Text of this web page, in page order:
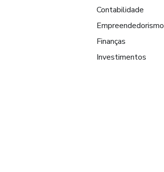
Contabilidade
Empreendedorismo
Finanças
Investimentos